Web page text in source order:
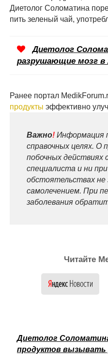
Диетолог Соломатина
пить зеленый чай,
Диетолог
разрушающие мозг
Ранее портал
продукты эффективно
Важно! Информация
справочных целях. О
побочных действиях
специалиста и ни при
обстоятельствах не
самолечением. При
заболевания
Читайте
Диетолог
продуктов вызывать